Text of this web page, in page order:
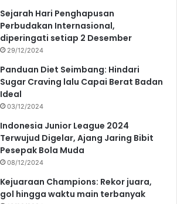
Sejarah Hari Penghapusan
Perbudakan Internasional,
diperingati setiap 2 Desember
29/12/2024
Panduan Diet Seimbang: Hindari
Sugar Craving lalu Capai Berat Badan
Ideal
03/12/2024
Indonesia Junior League 2024
Terwujud Digelar, Ajang Jaring Bibit
Pesepak Bola Muda
08/12/2024
Kejuaraan Champions: Rekor juara,
gol hingga waktu main terbanyak